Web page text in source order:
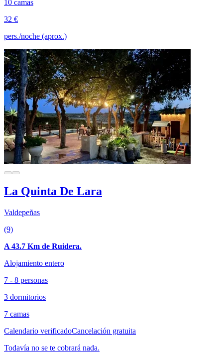
10 camas
32 €
pers./noche (aprox.)
La Quinta De Lara
Valdepeñas
(9)
A 43.7 Km de Ruidera.
Alojamiento entero
7 - 8 personas
3 dormitorios
7 camas
Calendario verificadoCancelación gratuita
Todavía no se te cobrará nada.